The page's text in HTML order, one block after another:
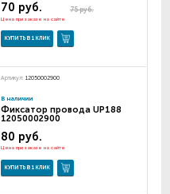
75 руб.
70 руб.
Цена при заказе на сайте
КУПИТЬ В 1 КЛИК
Артикул: 12050002900
В наличии
Фиксатор провода UP188
12050002900
80 руб.
Цена при заказе на сайте
КУПИТЬ В 1 КЛИК